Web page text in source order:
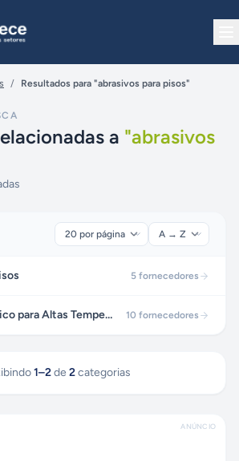
/ Resultados para "abrasivos para pisos"
a "abrasivos
5 fornecedores
Isolamento Térmico para Altas Temperaturas 10 fornecedores
1–2 de 2 categorias
ANÚNCIO